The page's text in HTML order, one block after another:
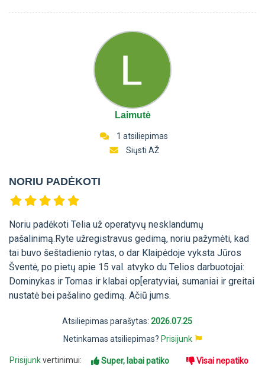
Laimutė
1 atsiliepimas
Siųsti AŽ
NORIU PADĖKOTI
Noriu padėkoti Telia už operatyvų nesklandumų
pašalinimą.Ryte užregistravus gedimą, noriu pažymėti, kad
tai buvo šeštadienio rytas, o dar Klaipėdoje vyksta Jūros
Šventė, po pietų apie 15 val. atvyko du Telios darbuotojai:
Dominykas ir Tomas ir klabai op[eratyviai, sumaniai ir greitai
nustatė bei pašalino gedimą. Ačiū jums.
Atsiliepimas parašytas: 2026.07.25
Netinkamas atsiliepimas? Prisijunk
Prisijunkvertinimui: Super, labai patiko Visai nepatiko